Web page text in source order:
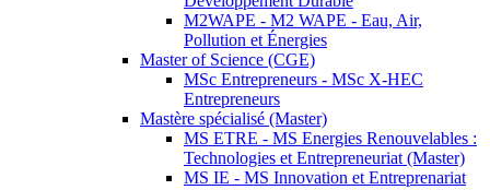
M2WAPE - M2 WAPE - Eau, Air,
Pollution et Énergies
Master of Science (CGE)
MSc Entrepreneurs - MSc X-HEC
Entrepreneurs
Mastère spécialisé (Master)
MS ETRE - MS Energies Renouvelables :
Technologies et Entrepreneuriat (Master)
MS IE - MS Innovation et Entreprenariat